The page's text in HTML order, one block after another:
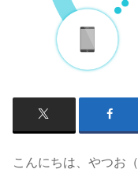
こんにちは、やつお（